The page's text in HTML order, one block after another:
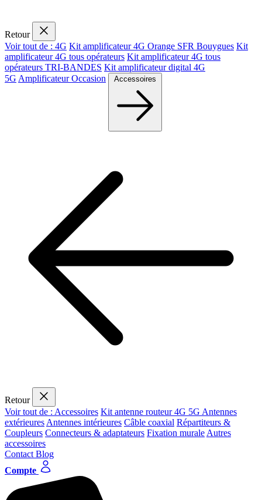
Retour
Voir tout de : 4G Kit amplificateur 4G Orange SFR Bouygues Kit
amplificateur 4G tous opérateurs Kit amplificateur 4G tous
opérateurs TRI-BANDES Kit amplificateur digital 4G
5G Amplificateur Occasion Accessoires
Retour
Voir tout de : Accessoires Kit antenne routeur 4G 5G Antennes
extérieures Antennes intérieures Câble coaxial Répartiteurs &
Coupleurs Connecteurs & adaptateurs Fixation murale Autres
accessoires
Contact Blog
Compte